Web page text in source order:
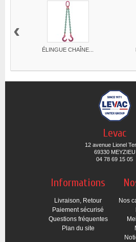
ÉLINGUE CHAÎNE...
‹
Levac
12 avenue Lionel
69330 MEYZIEU
04 78 69 15 05
Informations
Livraison, Retour
Paiement sécurisé
Questions fréquentes
Plan du site
Nos